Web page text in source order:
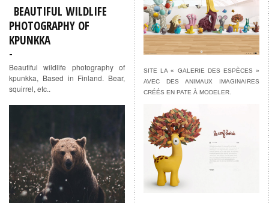
SITE LA « GALERIE DES ESPÈCES »
AVEC DES ANIMAUX IMAGINAIRES
CRÉÉS EN PATE À MODELER.
BEAUTIFUL WILDLIFE
PHOTOGRAPHY OF
KPUNKKA
Beautiful wildlife photography of
kpunkka, Based in Finland. Bear,
squirrel, etc..